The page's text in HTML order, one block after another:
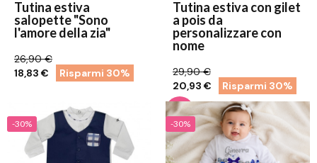
Tutina estiva
salopette "Sono
l'amore della zia"
26,90 €
18,83 €
Risparmi 30%
Tutina estiva con gilet
a pois da
personalizzare con
nome
29,90 €
20,93 €
Risparmi 30%
-30% -30%